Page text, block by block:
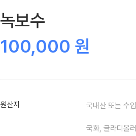
녹보수
100,000 원
원산지 국내산 또는 수
국화, 글라디올